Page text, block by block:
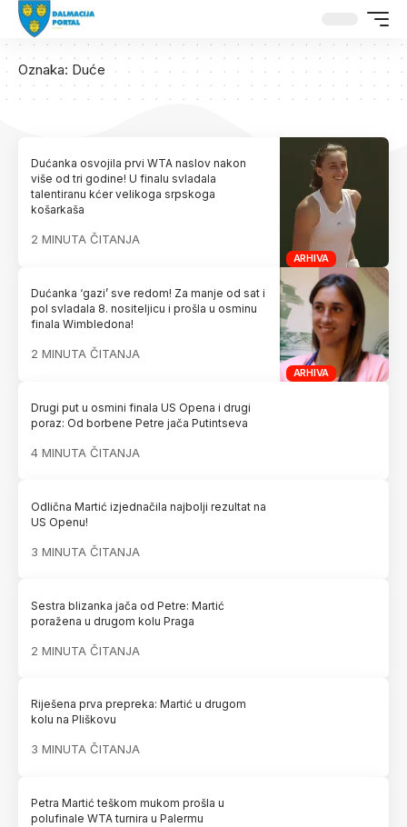
Oznaka: Duće
ARHIVA
Dućanka osvojila prvi WTA naslov nakon
više od tri godine! U finalu svladala
talentiranu kćer velikoga srpskoga
košarkaša
2 MINUTA ČITANJA
ARHIVA
Dućanka ‘gazi’ sve redom! Za manje od sat i
pol svladala 8. nositeljicu i prošla u osminu
finala Wimbledona!
2 MINUTA ČITANJA
Drugi put u osmini finala US Opena i drugi
poraz: Od borbene Petre jača Putintseva
4 MINUTA ČITANJA
Odlična Martić izjednačila najbolji rezultat na
US Openu!
3 MINUTA ČITANJA
Sestra blizanka jača od Petre: Martić
poražena u drugom kolu Praga
2 MINUTA ČITANJA
Riješena prva prepreka: Martić u drugom
kolu na Pliškovu
3 MINUTA ČITANJA
Petra Martić teškom mukom prošla u
polufinale WTA turnira u Palermu